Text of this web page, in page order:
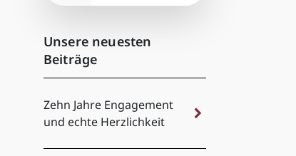
Unsere neuesten
Beiträge
Zehn Jahre Engagement
und echte Herzlichkeit